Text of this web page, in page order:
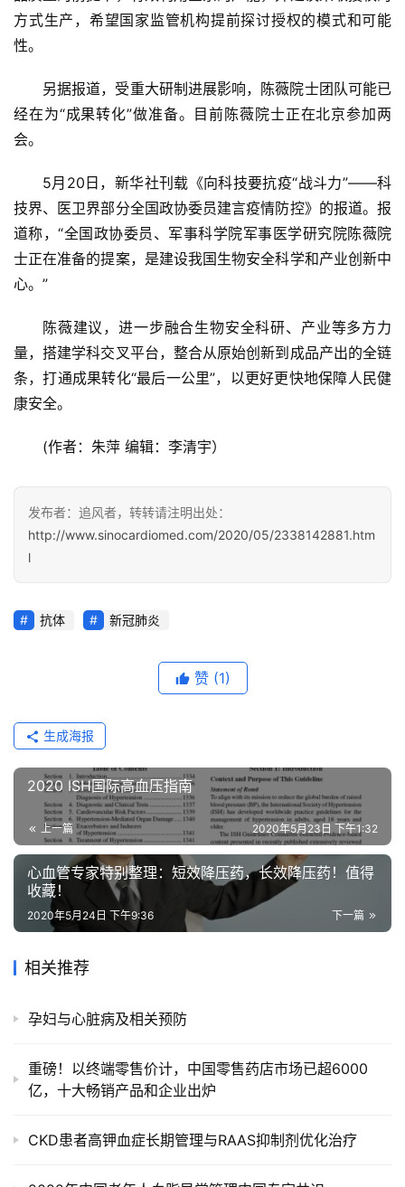
方式生产，希望国家监管机构提前探讨授权的模式和可能
性。
另据报道，受重大研制进展影响，陈薇院士团队可能已
经在为“成果转化”做准备。目前陈薇院士正在北京参加两
会。
5月20日，新华社刊载《向科技要抗疫“战斗力”——科
技界、医卫界部分全国政协委员建言疫情防控》的报道。报
道称，“全国政协委员、军事科学院军事医学研究院陈薇院
士正在准备的提案，是建设我国生物安全科学和产业创新中
心。”
陈薇建议，进一步融合生物安全科研、产业等多方力
量，搭建学科交叉平台，整合从原始创新到成品产出的全链
条，打通成果转化“最后一公里”，以更好更快地保障人民健
康安全。
(作者：朱萍 编辑：李清宇）
发布者：追风者，转转请注明出处：
http://www.sinocardiomed.com/2020/05/2338142881.htm
l
抗体 新冠肺炎
赞 (1)
生成海报
2020 ISH国际高血压指南
上一篇 2020年5月23日 下午1:32
心血管专家特别整理：短效降压药，长效降压药！值得
收藏！
下一篇
2020年5月24日 下午9:36
相关推荐
孕妇与心脏病及相关预防
重磅！以终端零售价计，中国零售药店市场已超6000
亿，十大畅销产品和企业出炉
CKD患者高钾血症长期管理与RAAS抑制剂优化治疗